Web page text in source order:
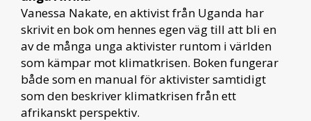
Vanessa Nakate, en aktivist från Uganda har
skrivit en bok om hennes egen väg till att bli en
av de många unga aktivister runtom i världen
som kämpar mot klimatkrisen. Boken fungerar
både som en manual för aktivister samtidigt
som den beskriver klimatkrisen från ett
afrikanskt perspektiv.